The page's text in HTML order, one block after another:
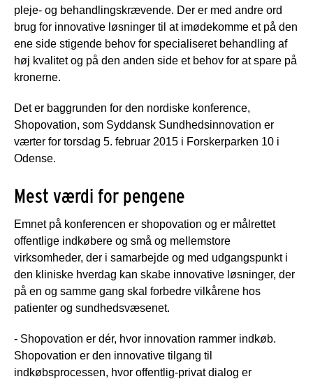
pleje- og behandlingskrævende. Der er med andre ord
brug for innovative løsninger til at imødekomme et på den
ene side stigende behov for specialiseret behandling af
høj kvalitet og på den anden side et behov for at spare på
kronerne.
Det er baggrunden for den nordiske konference,
Shopovation, som Syddansk Sundhedsinnovation er
værter for torsdag 5. februar 2015 i Forskerparken 10 i
Odense.
Mest værdi for pengene
Emnet på konferencen er shopovation og er målrettet
offentlige indkøbere og små og mellemstore
virksomheder, der i samarbejde og med udgangspunkt i
den kliniske hverdag kan skabe innovative løsninger, der
på en og samme gang skal forbedre vilkårene hos
patienter og sundhedsvæsenet.
- Shopovation er dér, hvor innovation rammer indkøb.
Shopovation er den innovative tilgang til
indkøbsprocessen, hvor offentlig-privat dialog er